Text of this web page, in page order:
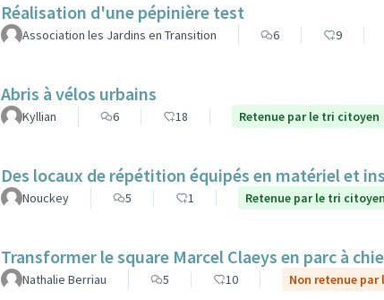
Réalisation d'une pépinière test
Association les Jardins en Transition 6 9
Abris à vélos urbains
Kyllian 6 18 Retenue par le tri citoyen
Des locaux de répétition équipés en matériel et
Nouckey 5 1 Retenue par le tri citoyen
Transformer le square Marcel Claeys en parc à
Nathalie Berriau 5 10 Non retenue